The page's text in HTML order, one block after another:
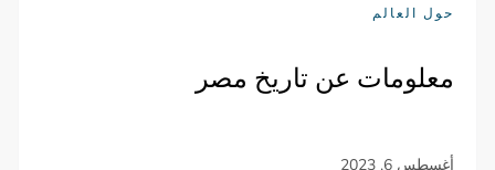
حول العالم
معلومات عن تاريخ مصر